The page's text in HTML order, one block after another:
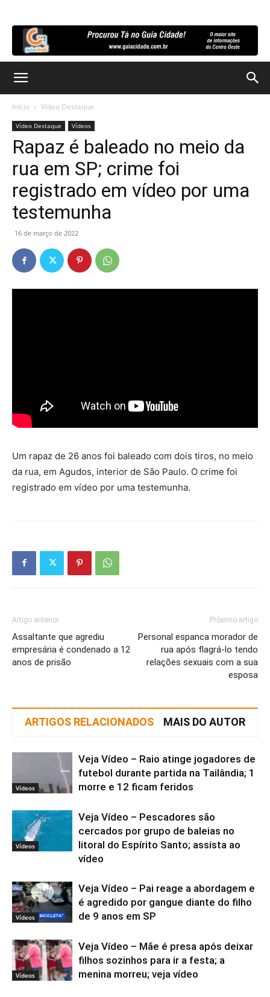
Início Vídeo Destaque
Vídeo Destaque Vídeos
Rapaz é baleado no meio da
rua em SP; crime foi
registrado em vídeo por uma
testemunha
16 de março de 2022
Um rapaz de 26 anos foi baleado com dois tiros, no meio
da rua, em Agudos, interior de São Paulo. O crime foi
registrado em vídeo por uma testemunha.
Artigo anterior
Assaltante que agrediu
empresária é condenado a 12
anos de prisão
Próximo artigo
Personal espanca morador de
rua após flagrá-lo tendo
relações sexuais com a sua
esposa
ARTIGOS RELACIONADOS MAIS DO AUTOR
Vídeos
Veja Vídeo – Raio atinge jogadores de
futebol durante partida na Tailândia; 1
morre e 12 ficam feridos
Vídeos
Veja Vídeo – Pescadores são
cercados por grupo de baleias no
litoral do Espírito Santo; assista ao
vídeo
Vídeos
Veja Vídeo – Pai reage a abordagem e
é agredido por gangue diante do filho
de 9 anos em SP
Vídeos
Veja Vídeo – Mãe é presa após deixar
filhos sozinhos para ir a festa; a
menina morreu; veja vídeo